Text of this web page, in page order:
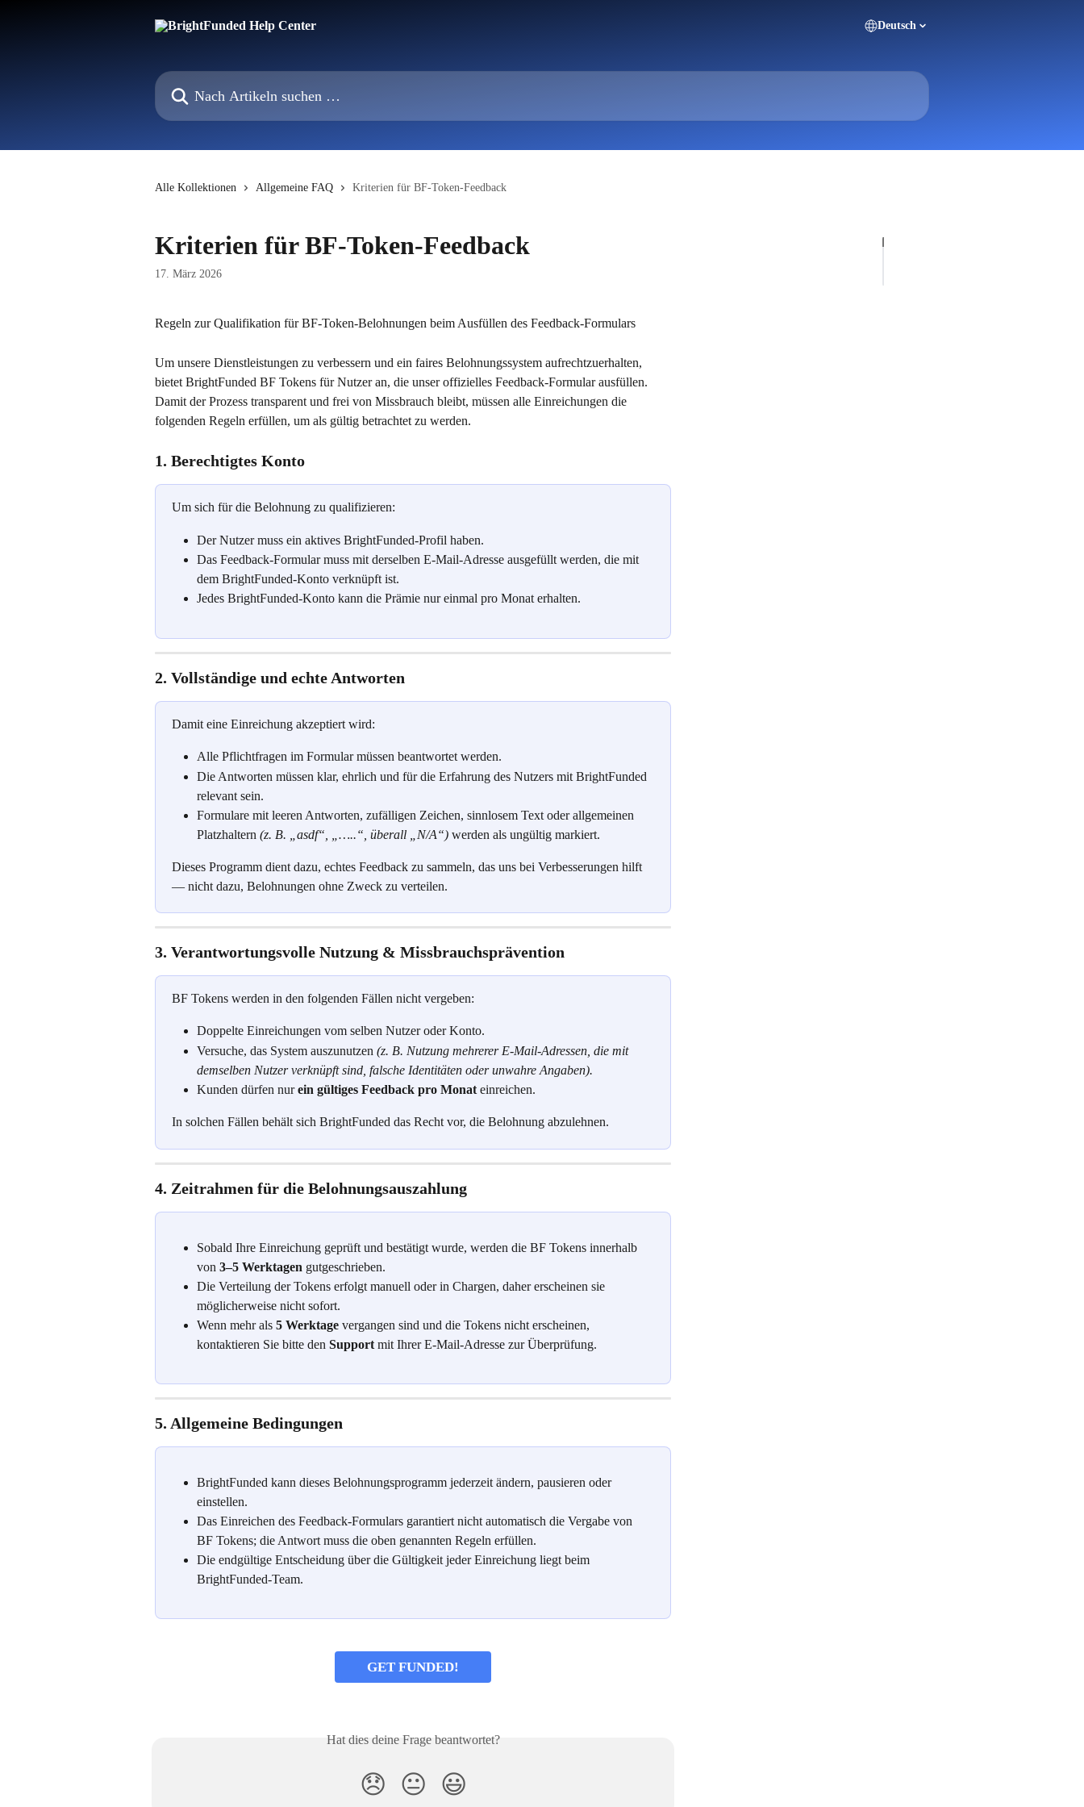
Deutsch
Nach Artikeln suchen …
Alle Kollektionen Allgemeine FAQ Kriterien für BF-Token-Feedback
Kriterien für BF-Token-Feedback
17. März 2026
Regeln zur Qualifikation für BF-Token-Belohnungen beim Ausfüllen des Feedback-Formulars
Um unsere Dienstleistungen zu verbessern und ein faires Belohnungssystem aufrechtzuerhalten,
bietet BrightFunded BF Tokens für Nutzer an, die unser offizielles Feedback-Formular ausfüllen.
Damit der Prozess transparent und frei von Missbrauch bleibt, müssen alle Einreichungen die
folgenden Regeln erfüllen, um als gültig betrachtet zu werden.
1. Berechtigtes Konto
Um sich für die Belohnung zu qualifizieren:
Der Nutzer muss ein aktives BrightFunded-Profil haben.
Das Feedback-Formular muss mit derselben E-Mail-Adresse ausgefüllt werden, die mit
dem BrightFunded-Konto verknüpft ist.
Jedes BrightFunded-Konto kann die Prämie nur einmal pro Monat erhalten.
2. Vollständige und echte Antworten
Damit eine Einreichung akzeptiert wird:
Alle Pflichtfragen im Formular müssen beantwortet werden.
Die Antworten müssen klar, ehrlich und für die Erfahrung des Nutzers mit BrightFunded
relevant sein.
Formulare mit leeren Antworten, zufälligen Zeichen, sinnlosem Text oder allgemeinen
Platzhaltern (z. B. „asdf“, „…..“, überall „N/A“) werden als ungültig markiert.
Dieses Programm dient dazu, echtes Feedback zu sammeln, das uns bei Verbesserungen hilft
— nicht dazu, Belohnungen ohne Zweck zu verteilen.
3. Verantwortungsvolle Nutzung & Missbrauchsprävention
BF Tokens werden in den folgenden Fällen nicht vergeben:
Doppelte Einreichungen vom selben Nutzer oder Konto.
Versuche, das System auszunutzen (z. B. Nutzung mehrerer E-Mail-Adressen, die mit
demselben Nutzer verknüpft sind, falsche Identitäten oder unwahre Angaben).
Kunden dürfen nur ein gültiges Feedback pro Monat einreichen.
In solchen Fällen behält sich BrightFunded das Recht vor, die Belohnung abzulehnen.
4. Zeitrahmen für die Belohnungsauszahlung
Sobald Ihre Einreichung geprüft und bestätigt wurde, werden die BF Tokens innerhalb
von 3–5 Werktagen gutgeschrieben.
Die Verteilung der Tokens erfolgt manuell oder in Chargen, daher erscheinen sie
möglicherweise nicht sofort.
Wenn mehr als 5 Werktage vergangen sind und die Tokens nicht erscheinen,
kontaktieren Sie bitte den Support mit Ihrer E-Mail-Adresse zur Überprüfung.
5. Allgemeine Bedingungen
BrightFunded kann dieses Belohnungsprogramm jederzeit ändern, pausieren oder
einstellen.
Das Einreichen des Feedback-Formulars garantiert nicht automatisch die Vergabe von
BF Tokens; die Antwort muss die oben genannten Regeln erfüllen.
Die endgültige Entscheidung über die Gültigkeit jeder Einreichung liegt beim
BrightFunded-Team.
GET FUNDED!
Hat dies deine Frage beantwortet?
😞 😐 😃